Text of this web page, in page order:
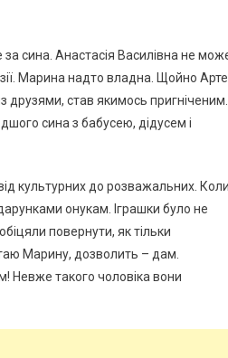
сина. Анастасія Василівна не
Марина надто владна. Щойно
друзями, став якимось пригніченим.
сина з бабусею, дідусем і
культурних до розважальних.
онукам. Іграшки було не
повернути, як тільки
Марину, дозволить – дам.
Невже такого чоловіка вони